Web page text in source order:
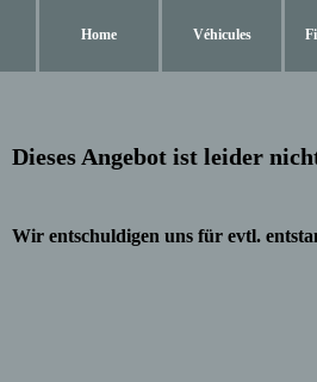
Home Véhicules
Dieses Angebot ist leider
Wir entschuldigen uns für evtl.